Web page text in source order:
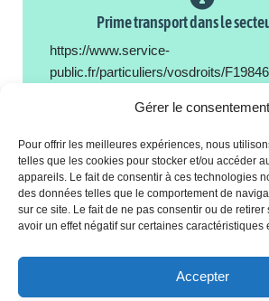
Gérer le consentement
Pour offrir les meilleures expériences, nous
telles que les cookies pour stocker et/ou accéder
appareils. Le fait de consentir à ces technologies
des données telles que le comportement de
sur ce site. Le fait de ne pas consentir ou de
avoir un effet négatif sur certaines caractéristiques
Accepter
Prime transport dans le
https://www.service-
public.fr/particuliers/vosdroits/F19846
Prime transport dans la
https://www.service-